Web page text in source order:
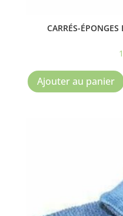
CARRÉS-
Ajouter au panier